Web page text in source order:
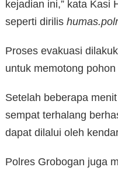
kejadian ini,” kata Kasi
seperti dirilis
Proses evakuasi
untuk memotong
Setelah beberapa
sempat terhalang
dapat dilalui oleh
Polres Grobogan juga